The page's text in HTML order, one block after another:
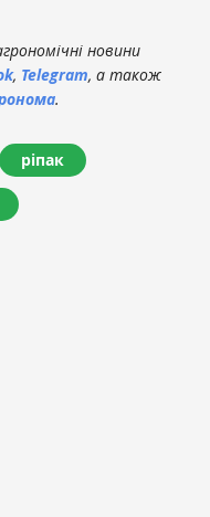
новини
, Telegram, а також
.
ріпак